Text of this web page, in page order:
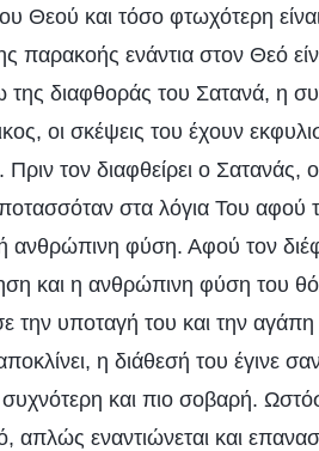
Θεού και τόσο φτωχότερη
παρακοής ενάντια στον Θεό
διαφθοράς του Σατανά, η
οι σκέψεις του έχουν
Πριν τον διαφθείρει ο
στα λόγια Του αφού
ανθρώπινη φύση. Αφού τον
και η ανθρώπινη φύση του
την υποταγή του και την
η διάθεσή του έγινε
και πιο σοβαρή.
απλώς εναντιώνεται και